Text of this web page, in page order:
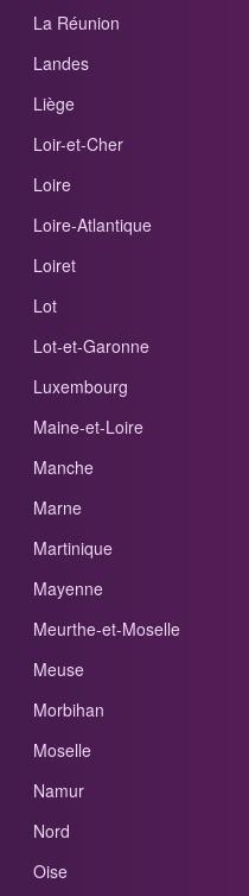
La Réunion
Landes
Liège
Loir-et-Cher
Loire
Loire-Atlantique
Loiret
Lot
Lot-et-Garonne
Luxembourg
Maine-et-Loire
Manche
Marne
Martinique
Mayenne
Meurthe-et-Moselle
Meuse
Morbihan
Moselle
Namur
Nord
Oise